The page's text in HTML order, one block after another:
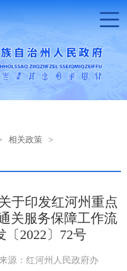
相关政策
>
于印发红河州重点
关服务保障工作流
2022〕72号
源：红河州人民政府办